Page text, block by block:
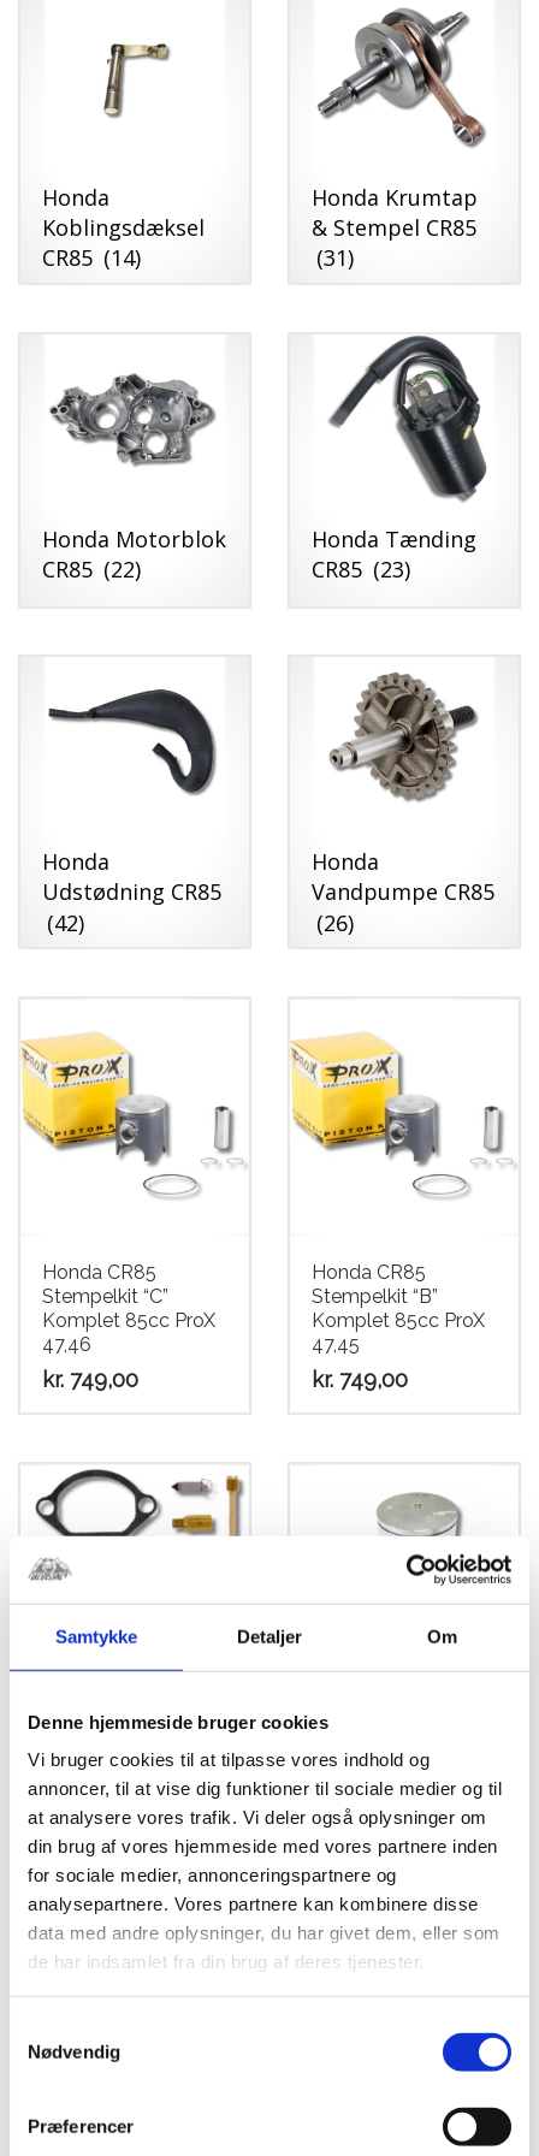
Samtykke Detaljer Om
Denne hjemmeside bruger cookies
Vi bruger cookies til at tilpasse vores indhold og
annoncer, til at vise dig funktioner til sociale medier og til
at analysere vores trafik. Vi deler også oplysninger om
din brug af vores hjemmeside med vores partnere inden
for sociale medier, annonceringspartnere og
analysepartnere. Vores partnere kan kombinere disse
data med andre oplysninger, du har givet dem, eller som
de har indsamlet fra din brug af deres tjenester.
Nødvendig
Præferencer
Honda
Koblingsdæksel
CR85 (14)
Honda Krumtap
& Stempel CR85
(31)
Honda Motorblok
CR85 (22)
Honda Tænding
CR85 (23)
Honda
Udstødning CR85
(42)
Honda
Vandpumpe CR85
(26)
Honda CR85
Stempelkit “C”
Komplet 85cc ProX
47,46
kr. 749,00
Honda CR85
Stempelkit “B”
Komplet 85cc ProX
47,45
kr. 749,00
Honda CR85
Karburator
Renoverings Sæt
PROX 05′- 07′
kr.349,00
Stempelkit “C”
Komplet 85cc
Athena 47,46
kr.699,00